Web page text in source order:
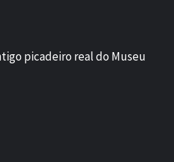
picadeiro real do Museu